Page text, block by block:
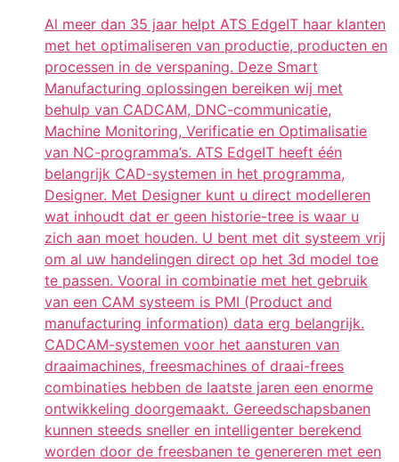
Al meer dan 35 jaar helpt ATS EdgeIT haar klanten
met het optimaliseren van productie, producten en
processen in de verspaning. Deze Smart
Manufacturing oplossingen bereiken wij met
behulp van CADCAM, DNC-communicatie,
Machine Monitoring, Verificatie en Optimalisatie
van NC-programma’s. ATS EdgeIT heeft één
belangrijk CAD-systemen in het programma,
Designer. Met Designer kunt u direct modelleren
wat inhoudt dat er geen historie-tree is waar u
zich aan moet houden. U bent met dit systeem vrij
om al uw handelingen direct op het 3d model toe
te passen. Vooral in combinatie met het gebruik
van een CAM systeem is PMI (Product and
manufacturing information) data erg belangrijk.
CADCAM-systemen voor het aansturen van
draaimachines, freesmachines of draai-frees
combinaties hebben de laatste jaren een enorme
ontwikkeling doorgemaakt. Gereedschapsbanen
kunnen steeds sneller en intelligenter berekend
worden door de freesbanen te genereren met een